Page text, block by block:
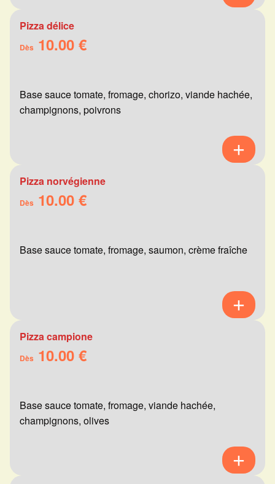
Pizza délice
Dès 10.00 €
Base sauce tomate, fromage, chorizo, viande hachée,
champignons, poivrons
Pizza norvégienne
Dès 10.00 €
Base sauce tomate, fromage, saumon, crème fraîche
Pizza campione
Dès 10.00 €
Base sauce tomate, fromage, viande hachée,
champignons, olives